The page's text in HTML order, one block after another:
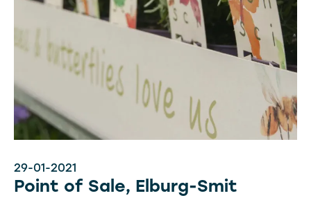
29-01-2021
Point of Sale, Elburg-Smit